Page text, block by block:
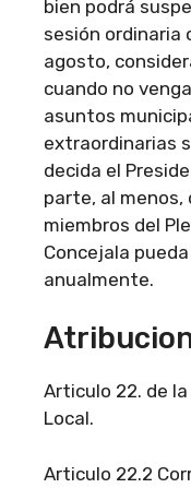
bien podrá
sesión ordinaria
agosto,
cuando no
asuntos
extraordinarias
decida el
parte, al menos,
miembros del
Concejala
anualmente.
Articulo 22. de
Local.
Articulo 22.2